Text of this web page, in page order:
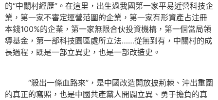
的“中關村經歷”。在這里，出生過我國第一家平易近營科技企
業，第一家不審定運營范圍的企業，第一家有形資產占注冊
本錢100%的企業，第一家無限合伙投資機構，第一個當局領
導基金，第一部科技園區處所立法……從無到有，中關村的成
長過程，既是一部立異史，也是一部改造史。
“殺出一條血路來”，是中國改造開放披荊棘、沖出重圍
的真正的寫照，也是中國共產黨人開闢立異、勇于擔負的真